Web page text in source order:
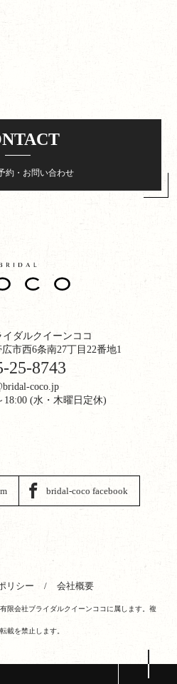
約・お問い合わせ
ダルクイーンココ
市西6条南27丁目22番地1
25-8743
coco.jp
18:00 (水・木曜日定休)
bridal-coco facebook
リシー 会社概要
限会社ブライダルクイーンココに属します。複
載を禁止します。